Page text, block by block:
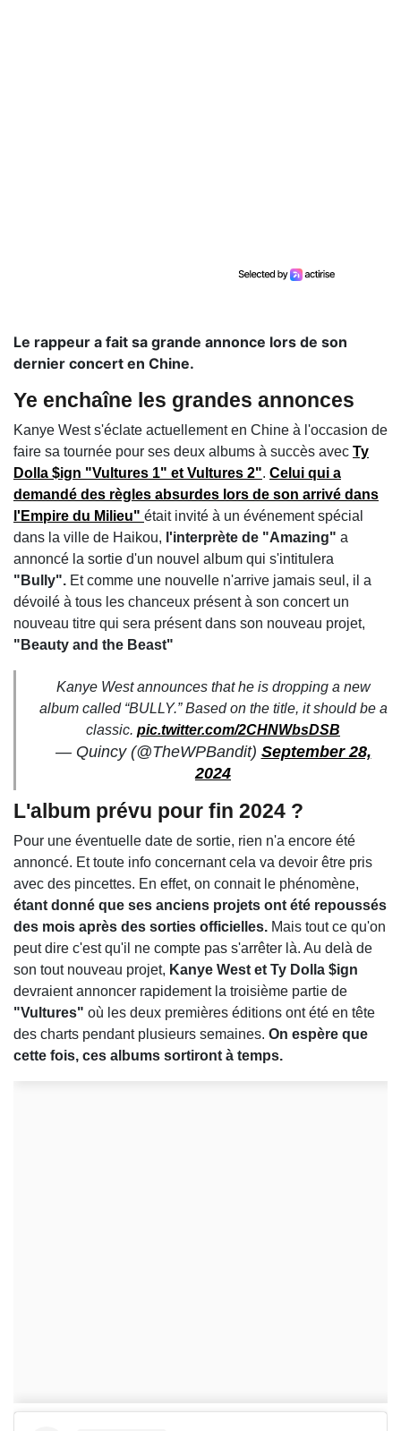
Le rappeur a fait sa grande annonce lors de son
dernier concert en Chine.
Ye enchaîne les grandes annonces
Kanye West s'éclate actuellement en Chine à l'occasion de
faire sa tournée pour ses deux albums à succès avec Ty
Dolla $ign "Vultures 1" et Vultures 2". Celui qui a
demandé des règles absurdes lors de son arrivé dans
l'Empire du Milieu" était invité à un événement spécial
dans la ville de Haikou, l'interprète de "Amazing" a
annoncé la sortie d'un nouvel album qui s'intitulera
"Bully". Et comme une nouvelle n'arrive jamais seul, il a
dévoilé à tous les chanceux présent à son concert un
nouveau titre qui sera présent dans son nouveau projet,
"Beauty and the Beast"
Kanye West announces that he is dropping a new
album called “BULLY.” Based on the title, it should be a
classic. pic.twitter.com/2CHNWbsDSB
— Quincy (@TheWPBandit) September 28,
2024
L'album prévu pour fin 2024 ?
Pour une éventuelle date de sortie, rien n'a encore été
annoncé. Et toute info concernant cela va devoir être pris
avec des pincettes. En effet, on connait le phénomène,
étant donné que ses anciens projets ont été repoussés
des mois après des sorties officielles. Mais tout ce qu'on
peut dire c'est qu'il ne compte pas s'arrêter là. Au delà de
son tout nouveau projet, Kanye West et Ty Dolla $ign
devraient annoncer rapidement la troisième partie de
"Vultures" où les deux premières éditions ont été en tête
des charts pendant plusieurs semaines. On espère que
cette fois, ces albums sortiront à temps.